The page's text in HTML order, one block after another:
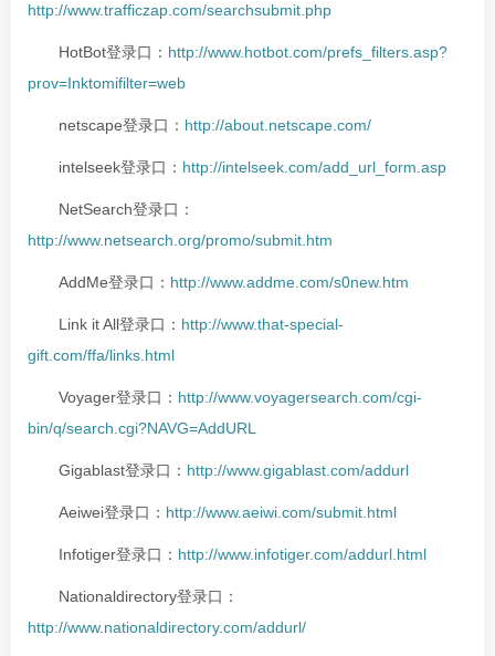
http://www.trafficzap.com/searchsubmit.php
HotBot登录口： http://www.hotbot.com/prefs_filters.asp?
prov=Inktomifilter=web
netscape登录口： http://about.netscape.com/
intelseek登录口： http://intelseek.com/add_url_form.asp
NetSearch登录口：
http://www.netsearch.org/promo/submit.htm
AddMe登录口： http://www.addme.com/s0new.htm
Link it All登录口： http://www.that-special-
gift.com/ffa/links.html
Voyager登录口： http://www.voyagersearch.com/cgi-
bin/q/search.cgi?NAVG=AddURL
Gigablast登录口： http://www.gigablast.com/addurl
Aeiwei登录口： http://www.aeiwi.com/submit.html
Infotiger登录口： http://www.infotiger.com/addurl.html
Nationaldirectory登录口：
http://www.nationaldirectory.com/addurl/